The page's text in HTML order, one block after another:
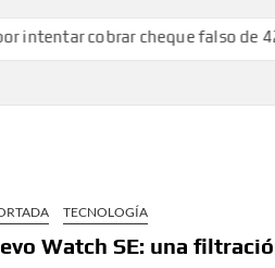
cheque falso de 420,000
TECNOLOGÍA
Watch SE: una